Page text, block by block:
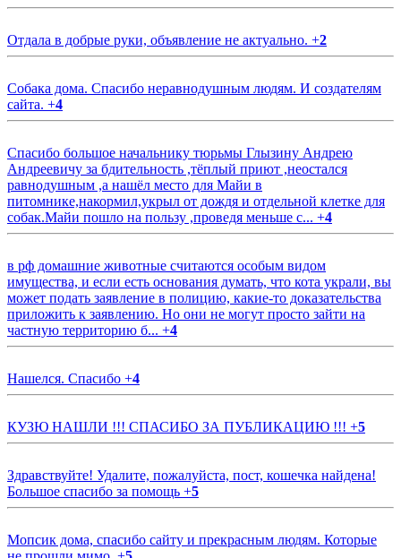
Отдала в добрые руки, объявление не актуально. +2
Собака дома. Спасибо неравнодушным людям. И создателям
сайта. +4
Спасибо большое начальнику тюрьмы Глызину Андрею
Андреевичу за бдительность ,тёплый приют ,неостался
равнодушным ,а нашёл место для Майи в
питомнике,накормил,укрыл от дождя и отдельной клетке для
собак.Майи пошло на пользу ,проведя меньше с... +4
в рф домашние животные считаются особым видом
имущества, и если есть основания думать, что кота украли, вы
может подать заявление в полицию, какие-то доказательства
приложить к заявлению. Но они не могут просто зайти на
частную территорию б... +4
Нашелся. Спасибо +4
КУЗЮ НАШЛИ !!! СПАСИБО ЗА ПУБЛИКАЦИЮ !!! +5
Здравствуйте! Удалите, пожалуйста, пост, кошечка найдена!
Большое спасибо за помощь +5
Мопсик дома, спасибо сайту и прекрасным людям. Которые